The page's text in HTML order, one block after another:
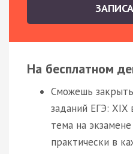
На бесплатном
Сможешь
заданий ЕГЭ: XIX
тема на
практически в